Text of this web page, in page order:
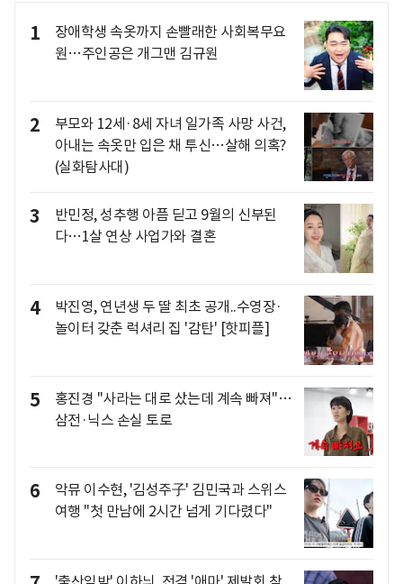
1
장애학생 속옷까지 손빨래한 사회복무요
원…주인공은 개그맨 김규원
2
부모와 12세·8세 자녀 일가족 사망 사건,
아내는 속옷만 입은 채 투신…살해 의혹?
(실화탐사대)
3
반민정, 성추행 아픔 딛고 9월의 신부된
다…1살 연상 사업가와 결혼
4
박진영, 연년생 두 딸 최초 공개..수영장·
놀이터 갖춘 럭셔리 집 '감탄' [핫피플]
5
홍진경 "사라는 대로 샀는데 계속 빠져"…
삼전·닉스 손실 토로
6
악뮤 이수현, '김성주子' 김민국과 스위스
여행 "첫 만남에 2시간 넘게 기다렸다"